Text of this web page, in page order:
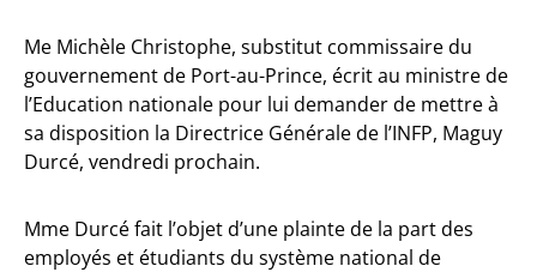
Me Michèle Christophe, substitut commissaire du
gouvernement de Port-au-Prince, écrit au ministre de
l’Education nationale pour lui demander de mettre à
sa disposition la Directrice Générale de l’INFP, Maguy
Durcé, vendredi prochain.
Mme Durcé fait l’objet d’une plainte de la part des
employés et étudiants du système national de